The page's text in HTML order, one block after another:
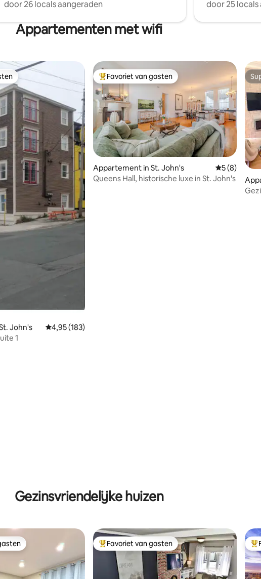
door 26 locals aangeraden
door 25
Appartementen met wifi
5 uit 5, 4 recensies
John's Gemiddelde beoordeling van 4,95 uit 5, 183 recensies
4,95 (183)
1
Topfavoriet van gasten
Favoriet van gasten
Appartement in St. John's Gemiddelde
5 (8)
Queens Hall, historische luxe in St. John's
uit 5, 9 recensies
Gezinsvriendelijke huizen
gasten Topfavoriet van gasten
Favoriet van gasten